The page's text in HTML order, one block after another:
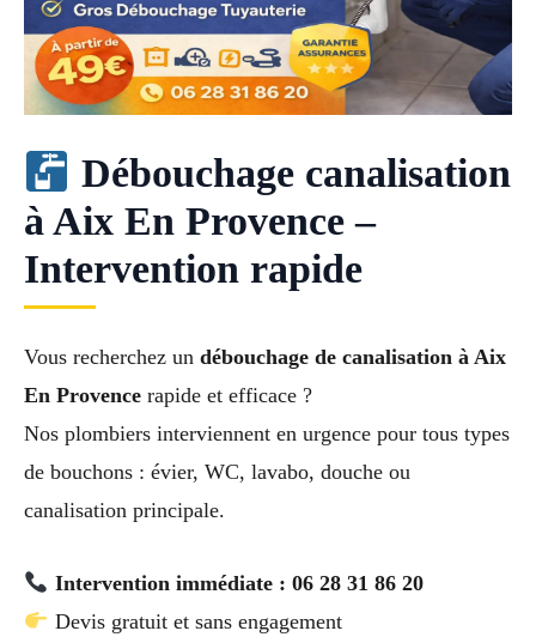
Débouchage canalisation
à Aix En Provence –
Intervention rapide
Vous recherchez un débouchage de canalisation à Aix
En Provence rapide et efficace ?
Nos plombiers interviennent en urgence pour tous types
de bouchons : évier, WC, lavabo, douche ou
canalisation principale.
Intervention immédiate : 06 28 31 86 20
Devis gratuit et sans engagement